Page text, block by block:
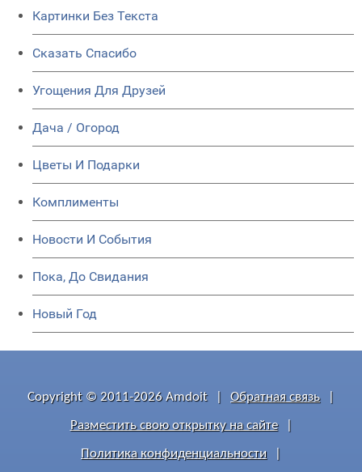
Картинки Без Текста
Сказать Спасибо
Угощения Для Друзей
Дача / Огород
Цветы И Подарки
Комплименты
Новости И События
Пока, До Свидания
Новый Год
Copyright © 2011-2026 Amdoit Обратная связь
Разместить свою открытку на сайте
Политика конфиденциальности